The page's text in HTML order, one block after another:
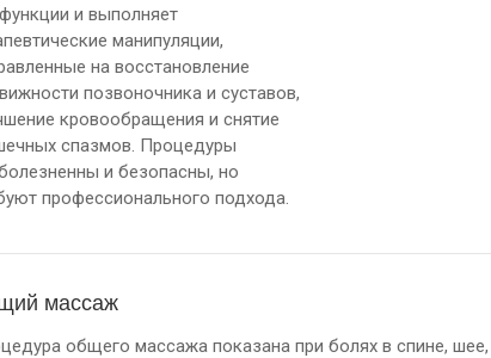
и выполняет
манипуляции,
на восстановление
позвоночника и суставов,
кровообращения и снятие
спазмов. Процедуры
и безопасны, но
профессионального подхода.
массаж
общего массажа показана при болях в спине, шее,